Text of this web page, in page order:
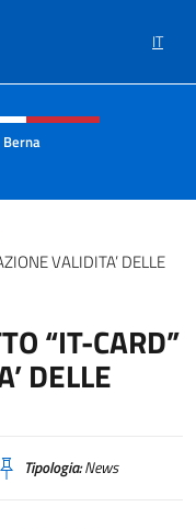
IT
e menù
VALIDITA’ DELLE
“IT-CARD”
DELLE
Tipologia:News